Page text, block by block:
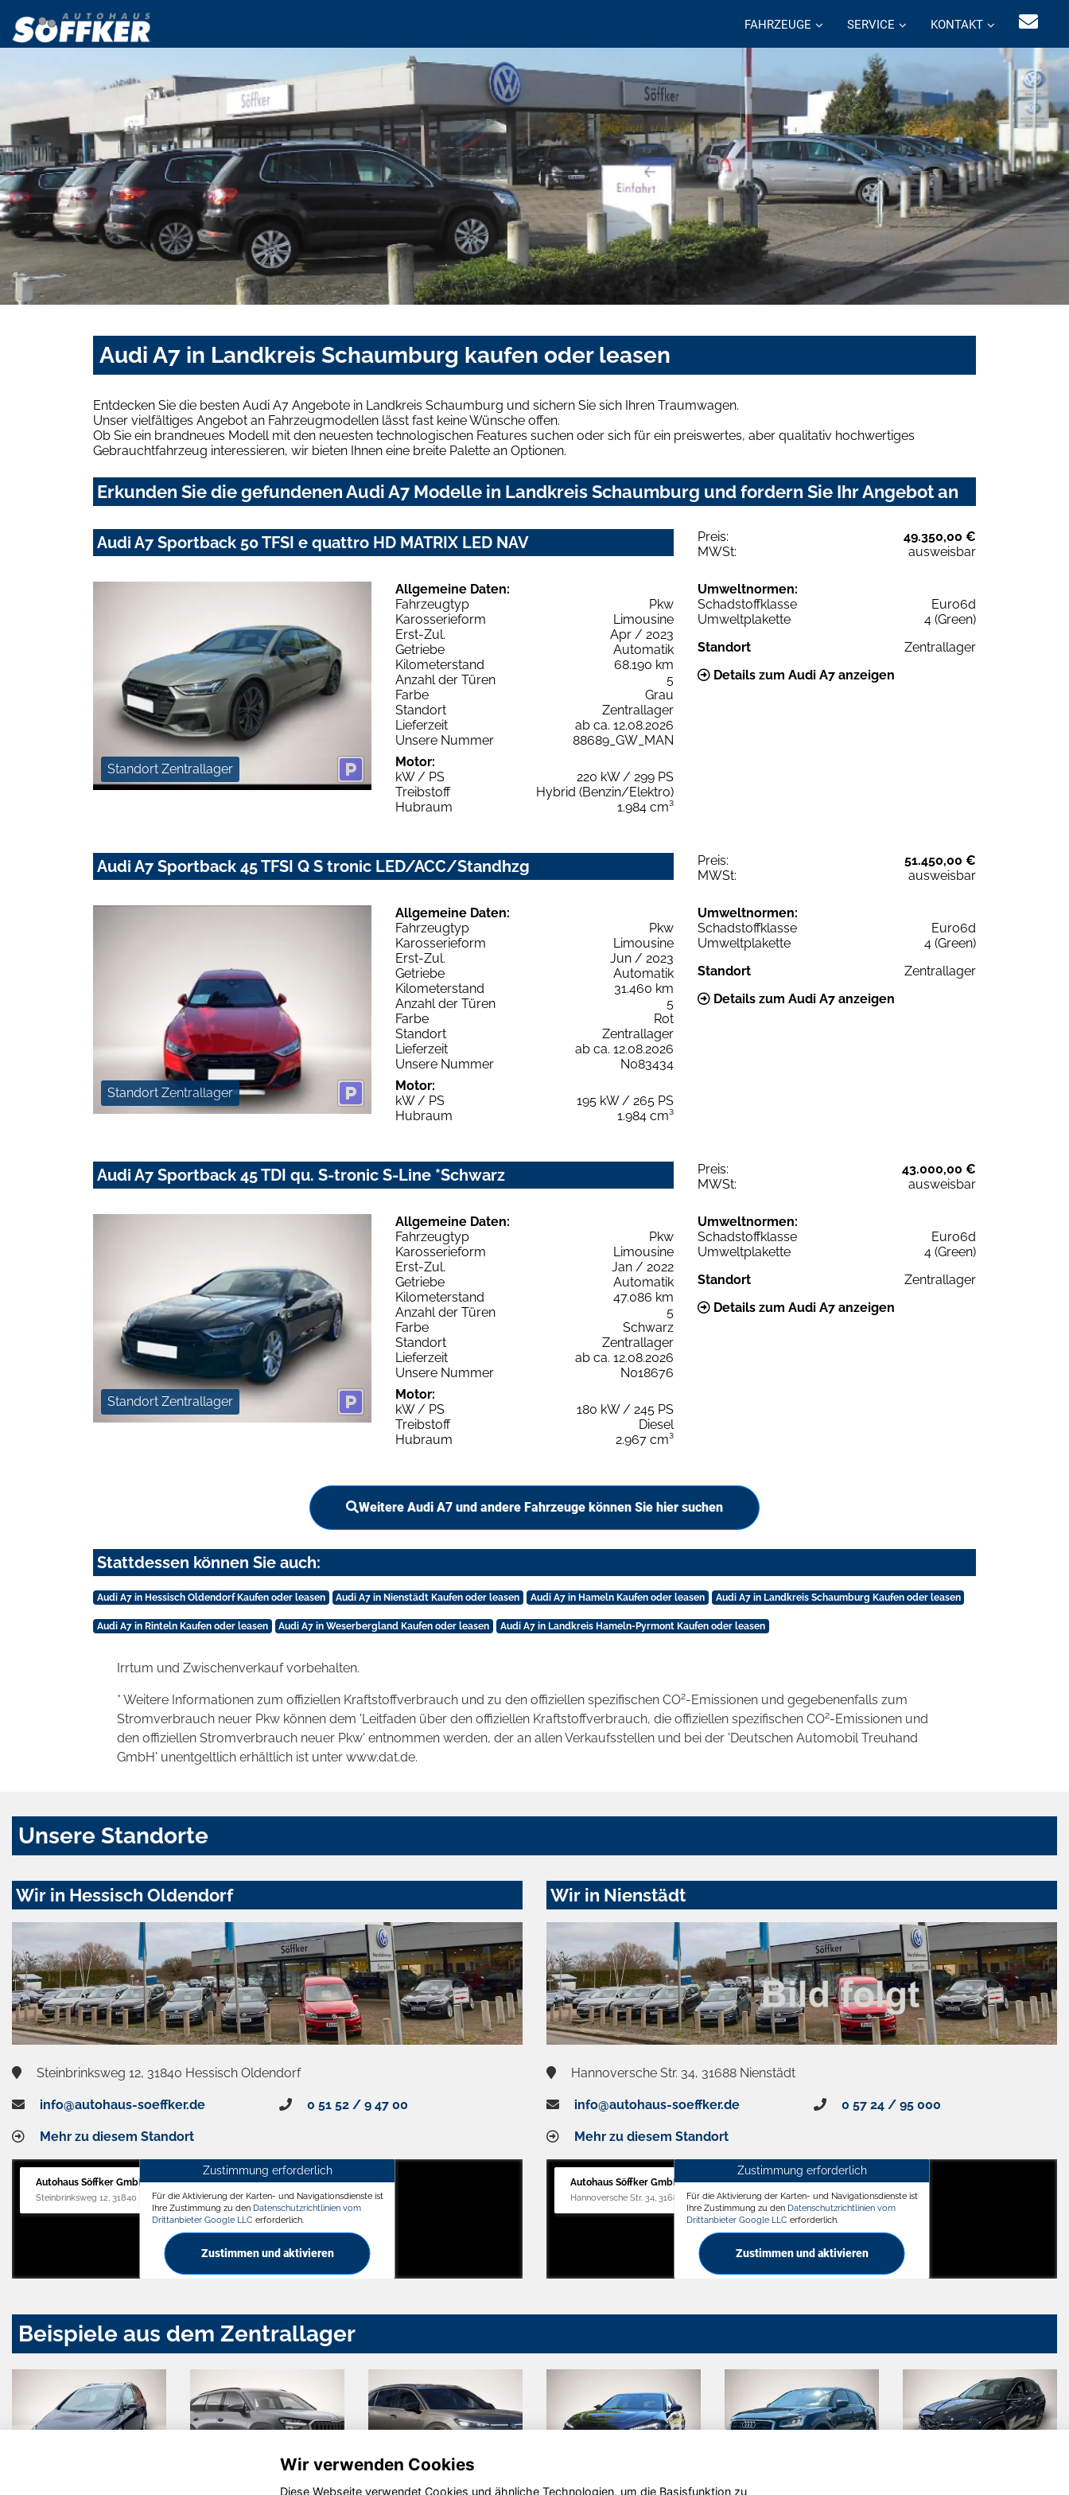
FAHRZEUGE SERVICE KONTAKT
Audi A7 in Landkreis Schaumburg kaufen oder leasen
Entdecken Sie die besten Audi A7 Angebote in Landkreis Schaumburg und sichern Sie sich Ihren Traumwagen.
Unser vielfältiges Angebot an Fahrzeugmodellen lässt fast keine Wünsche offen.
Ob Sie ein brandneues Modell mit den neuesten technologischen Features suchen oder sich für ein preiswertes, aber qualitativ hochwertiges
Gebrauchtfahrzeug interessieren, wir bieten Ihnen eine breite Palette an Optionen.
Erkunden Sie die gefundenen Audi A7 Modelle in Landkreis Schaumburg und fordern Sie Ihr Angebot an
Audi A7 Sportback 50 TFSI e quattro HD MATRIX LED NAV Preis:
49.350,00 €
MWSt:
ausweisbar
Standort Zentrallager
Allgemeine Daten:
Fahrzeugtyp
Pkw
Karosserieform
Limousine
Erst-Zul.
Apr / 2023
Getriebe
Automatik
Kilometerstand
68.190 km
Anzahl der Türen
5
Farbe
Grau
Standort
Zentrallager
Lieferzeit
ab ca. 12.08.2026
Unsere Nummer
88689_GW_MAN
Motor:
kW / PS
220 kW / 299 PS
Treibstoff
Hybrid (Benzin/Elektro)
Hubraum
1.984 cm³
Umweltnormen:
Schadstoffklasse
Euro6d
Umweltplakette
4 (Green)
Standort
Zentrallager
Details zum Audi A7 anzeigen
Audi A7 Sportback 45 TFSI Q S tronic LED/ACC/Standhzg Preis:
51.450,00 €
MWSt:
ausweisbar
Standort Zentrallager
Allgemeine Daten:
Fahrzeugtyp
Pkw
Karosserieform
Limousine
Erst-Zul.
Jun / 2023
Getriebe
Automatik
Kilometerstand
31.460 km
Anzahl der Türen
5
Farbe
Rot
Standort
Zentrallager
Lieferzeit
ab ca. 12.08.2026
Unsere Nummer
N083434
Motor:
kW / PS
195 kW / 265 PS
Hubraum
1.984 cm³
Umweltnormen:
Schadstoffklasse
Euro6d
Umweltplakette
4 (Green)
Standort
Zentrallager
Details zum Audi A7 anzeigen
Audi A7 Sportback 45 TDI qu. S-tronic S-Line *Schwarz Preis:
43.000,00 €
MWSt:
ausweisbar
Standort Zentrallager
Allgemeine Daten:
Fahrzeugtyp
Pkw
Karosserieform
Limousine
Erst-Zul.
Jan / 2022
Getriebe
Automatik
Kilometerstand
47.086 km
Anzahl der Türen
5
Farbe
Schwarz
Standort
Zentrallager
Lieferzeit
ab ca. 12.08.2026
Unsere Nummer
N018676
Motor:
kW / PS
180 kW / 245 PS
Treibstoff
Diesel
Hubraum
2.967 cm³
Umweltnormen:
Schadstoffklasse
Euro6d
Umweltplakette
4 (Green)
Standort
Zentrallager
Details zum Audi A7 anzeigen
Weitere Audi A7 und andere Fahrzeuge können Sie hier suchen
Stattdessen können Sie auch:
Audi A7 in Hessisch Oldendorf Kaufen oder leasen Audi A7 in Nienstädt Kaufen oder leasen Audi A7 in Hameln Kaufen oder leasen Audi A7 in Landkreis Schaumburg Kaufen oder leasen
Audi A7 in Rinteln Kaufen oder leasen Audi A7 in Weserbergland Kaufen oder leasen Audi A7 in Landkreis Hameln-Pyrmont Kaufen oder leasen
Irrtum und Zwischenverkauf vorbehalten.
* Weitere Informationen zum offiziellen Kraftstoffverbrauch und zu den offiziellen spezifischen CO2-Emissionen und gegebenenfalls zum
Stromverbrauch neuer Pkw können dem 'Leitfaden über den offiziellen Kraftstoffverbrauch, die offiziellen spezifischen CO2-Emissionen und
den offiziellen Stromverbrauch neuer Pkw' entnommen werden, der an allen Verkaufsstellen und bei der 'Deutschen Automobil Treuhand
GmbH' unentgeltlich erhältlich ist unter www.dat.de.
Unsere Standorte
Wir in Hessisch Oldendorf
Steinbrinksweg 12, 31840 Hessisch Oldendorf
info@autohaus-soeffker.de 0 51 52 / 9 47 00
Mehr zu diesem Standort
Autohaus Söffker GmbH
Steinbrinksweg 12, 31840 Hessisch Oldendorf
Zustimmung erforderlich
Für die Aktivierung der Karten- und Navigationsdienste ist
Ihre Zustimmung zu den Datenschutzrichtlinien vom
Drittanbieter Google LLC erforderlich.
Zustimmen und aktivieren
Wir in Nienstädt
Hannoversche Str. 34, 31688 Nienstädt
info@autohaus-soeffker.de 0 57 24 / 95 000
Mehr zu diesem Standort
Autohaus Söffker GmbH
Hannoversche Str. 34, 31688 Nienstädt
Zustimmung erforderlich
Für die Aktivierung der Karten- und Navigationsdienste ist
Ihre Zustimmung zu den Datenschutzrichtlinien vom
Drittanbieter Google LLC erforderlich.
Zustimmen und aktivieren
Beispiele aus dem Zentrallager
Wir verwenden Cookies
Diese Webseite verwendet Cookies und ähnliche Technologien, um die Basisfunktion zu